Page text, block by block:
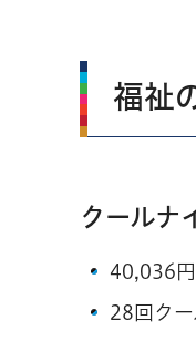
福祉
クール
40,036円
28回ク